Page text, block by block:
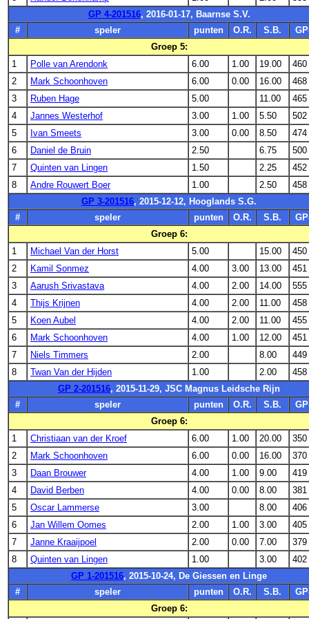
GP 4-201516, 2016-01-17, Baarnse S.V.
#
speler punten O.R. S.B.
Groep 5:
1
Polle van Arendonk 6.00 1.00 19.00
460
2
Mark Schoonhoven 6.00 0.00 16.00
468
3
Ruben Hage 5.00 11.00
465
4
Jannes Westerhof 3.00 1.00 5.50
502
5
Ivan Smeets 3.00 0.00 8.50
474
6
Daniel de Bruin 2.50 6.75
500
7
Quinten van Lingen 1.50 2.25
452
8
Andre Rouwert Boer 1.00 2.50
458
GP 3-201516, 2015-12-12, Hooglands S.G.
#
speler punten O.R. S.B.
Groep 6:
1
Michael Van der Horst 5.00 15.00
450
2
Kamil Sonmez 4.00 3.00 13.00
451
3
Aarush Srivastava 4.00 2.00 14.00
555
4
Thijs Krijnen 4.00 2.00 11.00
458
5
Koen Aubel 4.00 2.00 11.00
455
6
Mark Schoonhoven 4.00 1.00 12.00
451
7
Niels Timmers 2.00 8.00
449
8
Twan Van der Hijden 1.00 2.00
458
GP 2-201516, 2015-11-29, JSC Magnus Leidsche Rijn
#
speler punten O.R. S.B.
Groep 6:
1
Christiaan van der Kroef 6.00 1.00 20.00
350
2
Mark Schoonhoven 6.00 0.00 16.00
370
3
Daan Brouwer 4.00 1.00 9.00
419
4
David Berben 4.00 0.00 8.00
381
5
Oscar Lammerse 3.00 8.00
406
6
Jan Willem Oomes 2.00 1.00 3.00
405
7
Janne Kraaijpoel 2.00 0.00 7.00
379
8
Quinten van Lingen 1.00 3.00
402
GP 1-201516, 2015-10-24, De Giessen en Linge
#
speler punten O.R. S.B.
Groep 6: